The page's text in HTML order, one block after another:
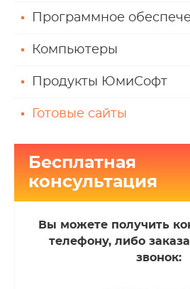
Программное
Компьютеры
Продукты ЮмиСофт
Готовые сайты
Бесплатная
консультация
Вы можете получить
телефону, либо
звонок: